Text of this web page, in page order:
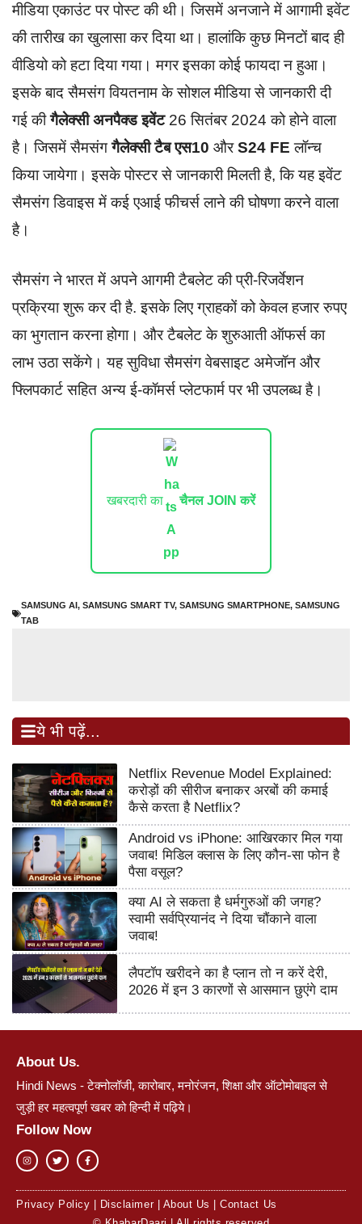
मीडिया एकाउंट पर पोस्ट की थी। जिसमें अनजाने में आगामी इवेंट
की तारीख का खुलासा कर दिया था। हालांकि कुछ मिनटों बाद ही
वीडियो को हटा दिया गया। मगर इसका कोई फायदा न हुआ।
इसके बाद सैमसंग वियतनाम के सोशल मीडिया से जानकारी दी
गई कीगैलेक्सी अनपैक्ड इवेंट26 सितंबर 2024 को होने वाला
है। जिसमें सैमसंगगैलेक्सी टैब एस10 औरS24 FE लॉन्च
किया जायेगा। इसके पोस्टर से जानकारी मिलती है, कि यह इवेंट
सैमसंग डिवाइस में कई एआई फीचर्स लाने की घोषणा करने वाला
है।
सैमसंग ने भारत में अपने आगमी टैबलेट की प्री-रिजर्वेशन
प्रक्रिया शुरू कर दी है. इसके लिए ग्राहकों को केवल हजार रुपए
का भुगतान करना होगा। और टैबलेट के शुरुआती ऑफर्स का
लाभ उठा सकेंगे। यह सुविधा सैमसंग वेबसाइट अमेजॉन और
फ्लिपकार्ट सहित अन्य ई-कॉमर्स प्लेटफार्म पर भी उपलब्ध है।
खबरदारी का चैनल JOIN करें
SAMSUNG AI, SAMSUNG SMART TV, SAMSUNG SMARTPHONE, SAMSUNG
TAB
ये भी पढ़ें...
Netflix Revenue Model Explained:
करोड़ों की सीरीज बनाकर अरबों की कमाई
कैसे करता है Netflix?
Android vs iPhone: आखिरकार मिल गया
जवाब! मिडिल क्लास के लिए कौन-सा फोन है
पैसा वसूल?
क्या AI ले सकता है धर्मगुरुओं की जगह?
स्वामी सर्वप्रियानंद ने दिया चौंकाने वाला
जवाब!
लैपटॉप खरीदने का है प्लान तो न करें देरी,
2026 में इन 3 कारणों से आसमान छुएंगे दाम
About Us.
Hindi News - टेक्नोलॉजी, कारोबार, मनोरंजन, शिक्षा और ऑटोमोबाइल से
जुड़ी हर महत्वपूर्ण खबर को हिन्दी में पढ़िये।
Follow Now
Privacy Policy Disclaimer| About Us |Contact Us